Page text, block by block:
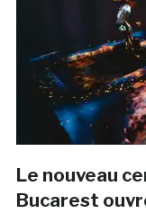
Le nouveau
Bucarest